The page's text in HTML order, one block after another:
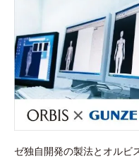
ゼ独自開発の製法とオルビ